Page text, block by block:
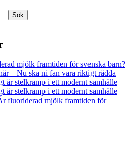
mjölk framtiden för svenska barn?
– Nu ska ni fan vara riktigt rädda
är stelkramp i ett modernt samhälle
är stelkramp i ett modernt samhälle
fluoriderad mjölk framtiden för